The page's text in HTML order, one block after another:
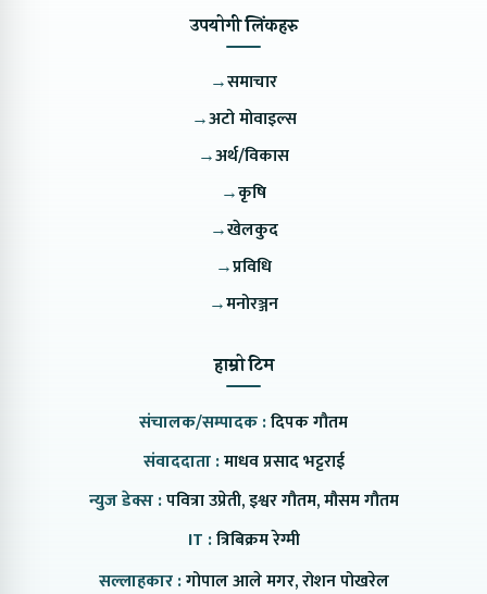
उपयोगी लिंकहरु
→समाचार
→अटो मोवाइल्स
→अर्थ/विकास
→कृषि
→खेलकुद
→प्रविधि
→मनोरञ्जन
हाम्रो टिम
संचालक/सम्पादक :दिपक गौतम
संवाददाता :माधव प्रसाद भट्टराई
न्युज डेक्स :पवित्रा उप्रेती, इश्वर गौतम, मौसम गौतम
IT :त्रिबिक्रम रेग्मी
सल्लाहकार :गोपाल आले मगर, रोशन पोखरेल